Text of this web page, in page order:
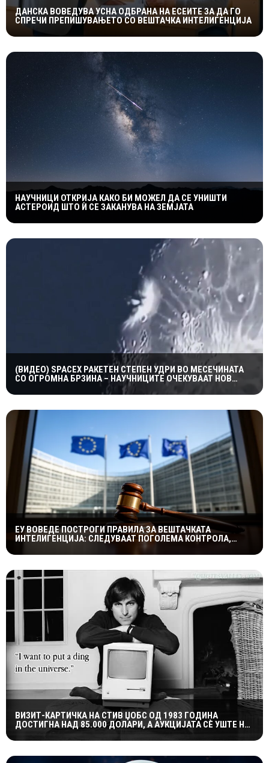
ДАНСКА ВОВЕДУВА УСНА ОДБРАНА НА ЕСЕИТЕ ЗА ДА ГО
СПРЕЧИ ПРЕПИШУВАЊЕТО СО ВЕШТАЧКА ИНТЕЛИГЕНЦИЈА
НАУЧНИЦИ ОТКРИЈА КАКО БИ МОЖЕЛ ДА СЕ УНИШТИ
АСТЕРОИД ШТО Ѝ СЕ ЗАКАНУВА НА ЗЕМЈАТА
(ВИДЕО) SPACEX РАКЕТЕН СТЕПЕН УДРИ ВО МЕСЕЧИНАТА
СО ОГРОМНА БРЗИНА – НАУЧНИЦИТЕ ОЧЕКУВААТ НОВ
КРАТЕР И ВАЖНИ СОЗНАНИЈА
ЕУ ВОВЕДЕ ПОСТРОГИ ПРАВИЛА ЗА ВЕШТАЧКАТА
ИНТЕЛИГЕНЦИЈА: СЛЕДУВААТ ПОГОЛЕМА КОНТРОЛА,
ТРАНСПАРЕНТНОСТ И ВИСОКИ КАЗНИ
ВИЗИТ-КАРТИЧКА НА СТИВ ЏОБС ОД 1983 ГОДИНА
ДОСТИГНА НАД 85.000 ДОЛАРИ, А АУКЦИЈАТА СÈ УШТЕ НЕ
Е ЗАВРШЕНА